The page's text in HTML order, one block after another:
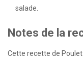
salade.
Notes de la
Cette recette de